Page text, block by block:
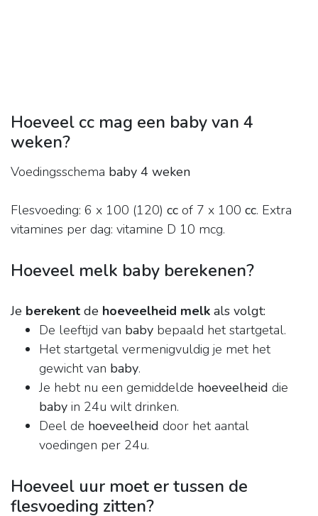
Hoeveel cc mag een baby van 4
weken?
Voedingsschema baby 4 weken
Flesvoeding: 6 x 100 (120) cc of 7 x 100 cc. Extra
vitamines per dag: vitamine D 10 mcg.
Hoeveel melk baby berekenen?
Je berekent de hoeveelheid melk als volgt:
De leeftijd van baby bepaald het startgetal.
Het startgetal vermenigvuldig je met het
gewicht van baby.
Je hebt nu een gemiddelde hoeveelheid die
baby in 24u wilt drinken.
Deel de hoeveelheid door het aantal
voedingen per 24u.
Hoeveel uur moet er tussen de
flesvoeding zitten?